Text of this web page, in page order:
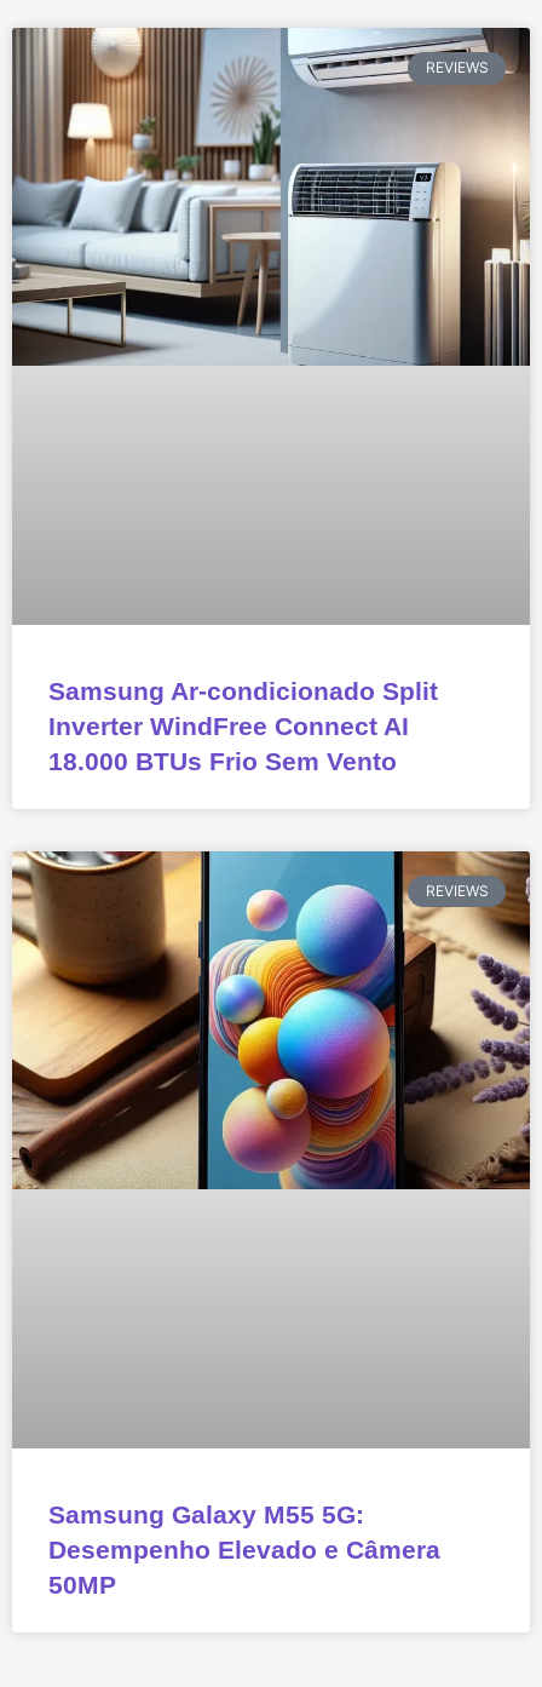
REVIEWS
Samsung Ar-condicionado Split
Inverter WindFree Connect AI
18.000 BTUs Frio Sem Vento
REVIEWS
Samsung Galaxy M55 5G:
Desempenho Elevado e Câmera
50MP